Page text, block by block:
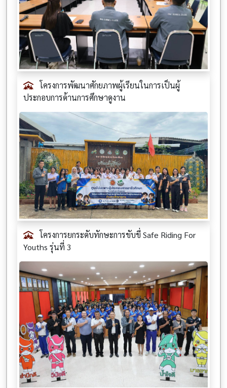
โครงการพัฒนาศักยภาพผู้เรียนในการเป็นผู้
ประกอบการด้านการศึกษาดูงาน
โครงการยกระดับทักษะการขับขี่ Safe Riding For
Youths รุ่นที่ 3